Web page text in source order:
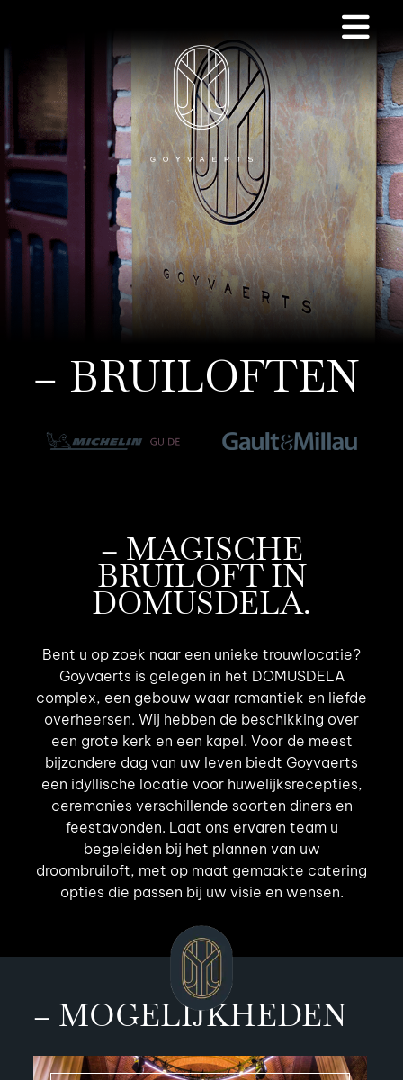
– BRUILOFTEN
– MAGISCHE
BRUILOFT IN
DOMUSDELA.
Bent u op zoek naar een unieke trouwlocatie?
Goyvaerts is gelegen in het DOMUSDELA
complex, een gebouw waar romantiek en liefde
overheersen. Wij hebben de beschikking over
een grote kerk en een kapel. Voor de meest
bijzondere dag van uw leven biedt Goyvaerts
een idyllische locatie voor huwelijksrecepties,
ceremonies verschillende soorten diners en
feestavonden. Laat ons ervaren team u
begeleiden bij het plannen van uw
droombruiloft, met op maat gemaakte catering
opties die passen bij uw visie en wensen.
– MOGELIJKHEDEN